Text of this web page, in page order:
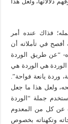
فذاك عنده أمر
أفصح في تأملاته أن
“عن طريق الوردة
الوردة هي الوردة هي
وردة يانعة فواحة”.
ولعل هذا ما جعل
جملة “الوردة
عن كل من المعدوم
وتكهناته بخصوص